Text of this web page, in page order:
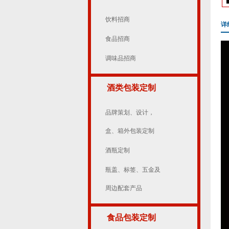
饮料招商
食品招商
调味品招商
酒类包装定制
品牌策划、设计，
盒、箱外包装定制
酒瓶定制
瓶盖、标签、五金及
周边配套产品
食品包装定制
详